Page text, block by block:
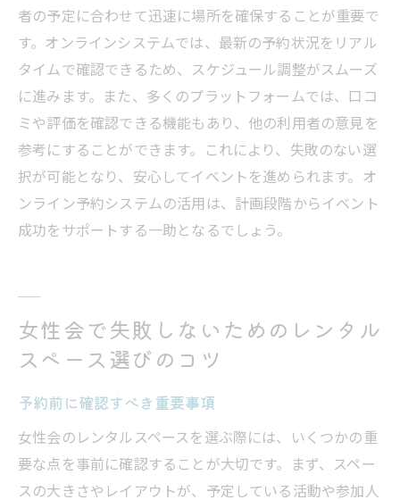
者の予定に合わせて迅速に場所を確保することが重要で
す。オンラインシステムでは、最新の予約状況をリアル
タイムで確認できるため、スケジュール調整がスムーズ
に進みます。また、多くのプラットフォームでは、口コ
ミや評価を確認できる機能もあり、他の利用者の意見を
参考にすることができます。これにより、失敗のない選
択が可能となり、安心してイベントを進められます。オ
ンライン予約システムの活用は、計画段階からイベント
成功をサポートする一助となるでしょう。
女性会で失敗しないためのレンタル
スペース選びのコツ
予約前に確認すべき重要事項
女性会のレンタルスペースを選ぶ際には、いくつかの重
要な点を事前に確認することが大切です。まず、スペー
スの大きさやレイアウトが、予定している活動や参加人